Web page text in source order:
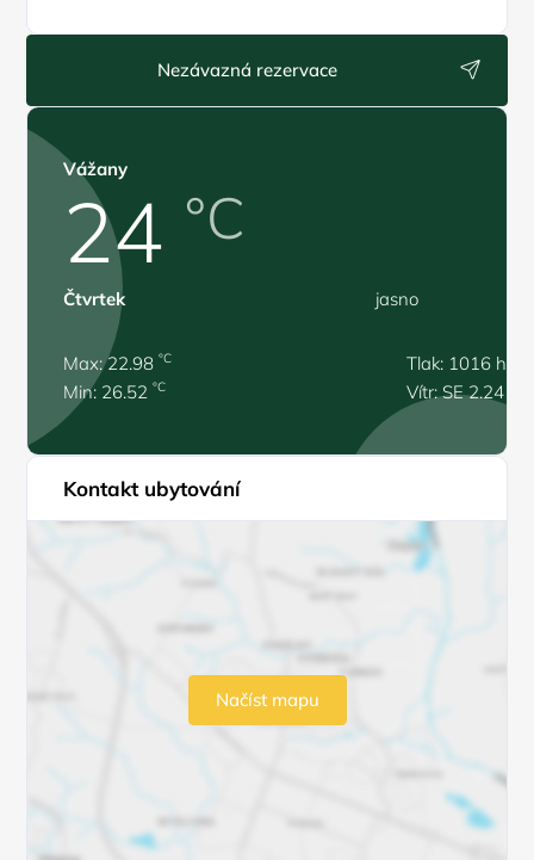
Nezávazná rezervace
Vážany
24 °C
Čtvrtek jasno
Max: 22.98°C
Min: 26.52°C
Tlak: 1016 hPa
Vítr: SE 2.24 m/
Kontakt ubytování
Načíst mapu